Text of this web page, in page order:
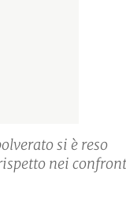
si è reso
nei